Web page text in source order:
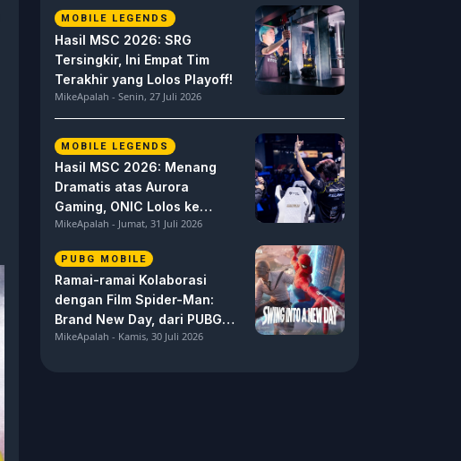
MOBILE LEGENDS
Hasil MSC 2026: SRG
Tersingkir, Ini Empat Tim
Terakhir yang Lolos Playoff!
MikeApalah - Senin, 27 Juli 2026
MOBILE LEGENDS
Hasil MSC 2026: Menang
Dramatis atas Aurora
Gaming, ONIC Lolos ke
Semifinal!
MikeApalah - Jumat, 31 Juli 2026
PUBG MOBILE
Ramai-ramai Kolaborasi
dengan Film Spider-Man:
Brand New Day, dari PUBG
Mobile hingga Marvel Rivals
MikeApalah - Kamis, 30 Juli 2026